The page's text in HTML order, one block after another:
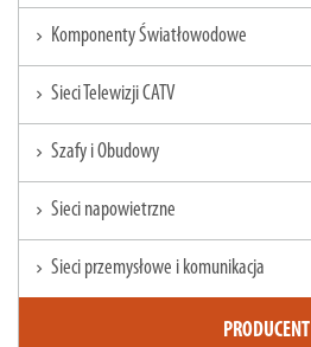
chevron_right Komponenty Światłowodowe
chevron_right Sieci Telewizji CATV
chevron_right Szafy i Obudowy
chevron_right Sieci napowietrzne
chevron_right Sieci przemysłowe i komunikacja
PRODUCENT